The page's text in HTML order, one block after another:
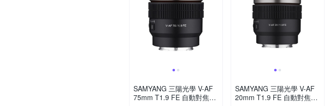
SAMYANG 三陽光學 V-AF
75mm T1.9 FE 自動對焦電
SAMYANG 三陽光學 V-AF
20mm T1.9 FE 自動對焦電